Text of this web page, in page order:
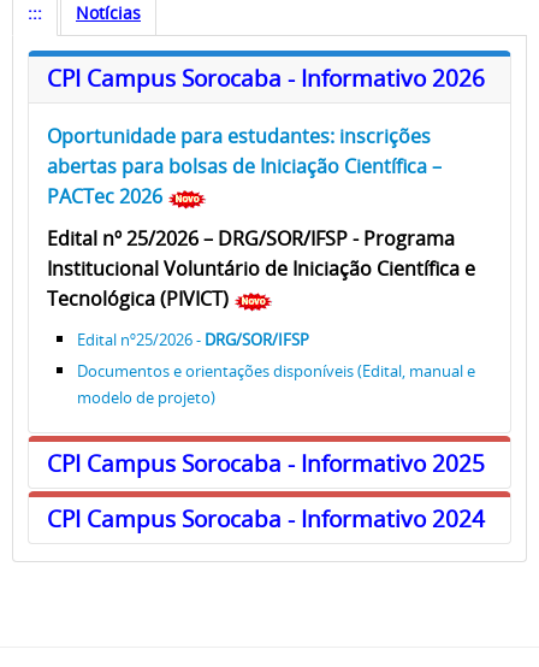
::: Notícias
CPI Campus Sorocaba - Informativo 2026
Oportunidade para estudantes: inscrições
abertas para bolsas de Iniciação Científica –
PACTec 2026
Edital nº 25/2026 – DRG/SOR/IFSP - Programa
Institucional Voluntário de Iniciação Científica e
Tecnológica (PIVICT)
Edital nº25/2026 - DRG/SOR/IFSP
Documentos e orientações disponíveis (Edital, manual e
modelo de projeto)
CPI Campus Sorocaba - Informativo 2025
CPI Campus Sorocaba - Informativo 2025
Edital nº 71/2025 – DRG/SOR/IFSP- [2026 – SOR]
CPI Campus Sorocaba - Informativo 2024